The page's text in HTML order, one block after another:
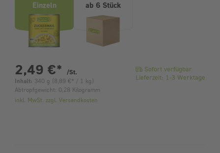
Einzeln ab 6 Stück
2,49 €* /St.
Inhalt: 340 g ( 8,89 € * / 1 kg)
Abtropfgewicht: 0,28 Kilogramm
inkl. MwSt. zzgl. Versandkosten
Sofort verfügbar
Lieferzeit: 1-3 Werktage